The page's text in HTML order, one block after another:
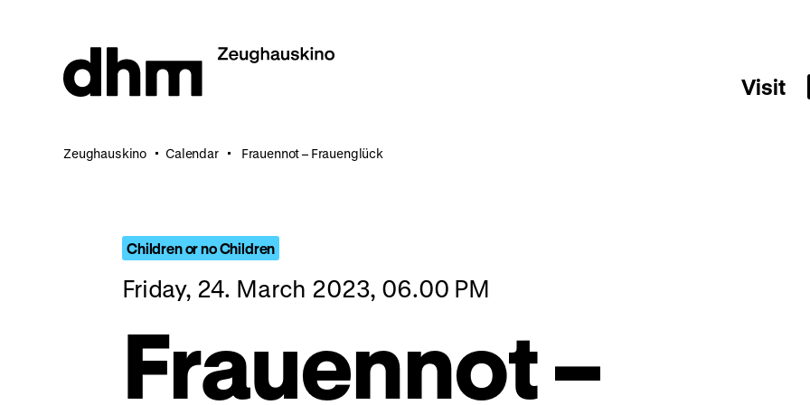
Visit
Zeughauskino Calendar Frauennot – Frauenglück
Children or no Children
Friday, 24. March 2023, 06.00 PM
Frauennot –